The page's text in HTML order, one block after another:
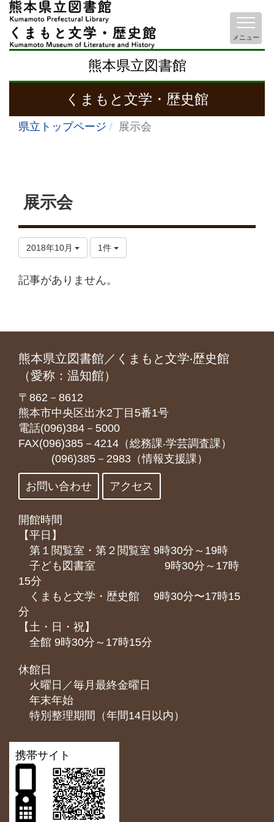
熊本県立図書館
くまもと文学・歴史館
メニュー
県立トップページ 展示会
展示会
2018年10月 1件
記事がありません。
熊本県立図書館／くまもと文学‧歴史館
（愛称：温知館）
〒862－8612
熊本市中央区出水2丁目5番1号
電話(096)384－5000
FAX(096)385－4214（総務課‧学芸調査課）
(096)385－2983（情報支援課）
お問い合わせ アクセス
開館時間
【平日】
第１閲覧室・第２閲覧室 9時30分～19時
子ども図書室 9時30分～17時
15分
くまもと⽂学・歴史館 9時30分〜17時15
分
【土・日・祝】
全館 9時30分～17時15分
休館日
火曜日／毎月最終金曜日
年末年始
特別整理期間（年間14日以内）
携帯サイト